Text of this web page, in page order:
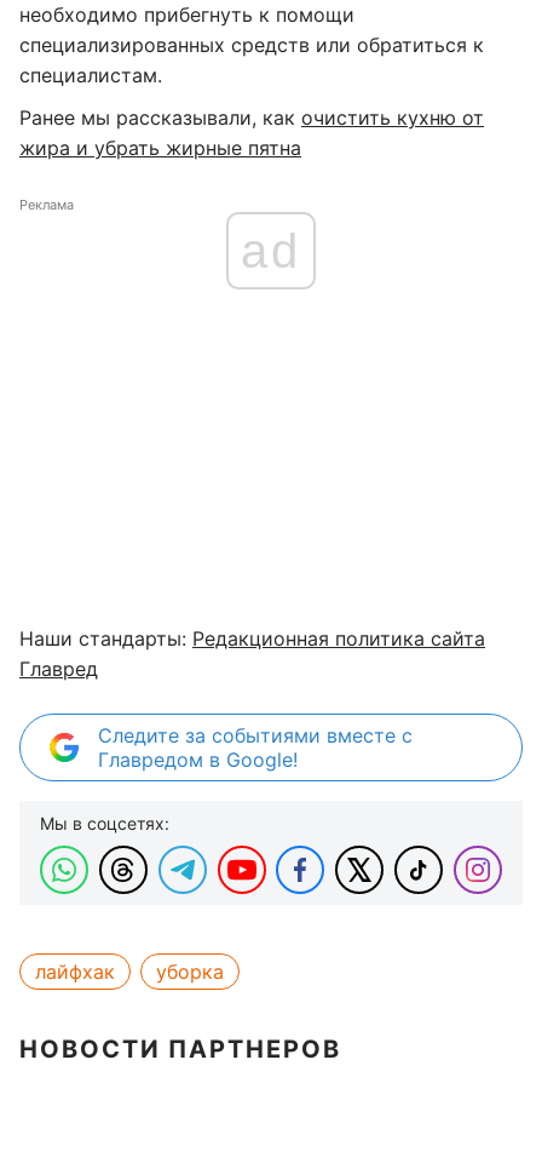
необходимо прибегнуть к помощи
специализированных средств или обратиться к
специалистам.
Ранее мы рассказывали, как очистить кухню от
жира и убрать жирные пятна
Реклама
ad
Наши стандарты: Редакционная политика сайта
Главред
Следите за событиями вместе с
Главредом в Google!
Мы в соцсетях:
лайфхак уборка
НОВОСТИ ПАРТНЕРОВ